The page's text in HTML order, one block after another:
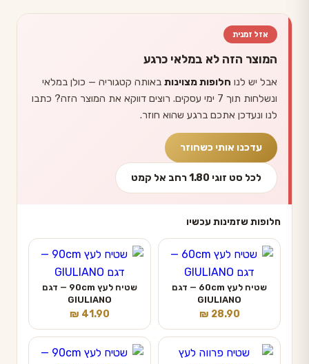
אזל זמנית
המוצר הזה לא במלאי כרגע
אבל יש לנו חלופות מצוינות באותה קטגוריה — כולן במלאי
ונשלחות תוך 7 ימי עסקים. רוצים דווקא את המוצר הזה? כתבו
לנו ונעדכן אתכם ברגע שהוא חוזר.
עדכנו אותי כשחוזר
לכל סט זוגי 1.80 רחב אל קמט
חלופות שזמינות עכשיו
שטיח לעץ 60cm — דגם
GIULIANO
₪ 28.90
שטיח לעץ 90cm — דגם
GIULIANO
₪ 41.90